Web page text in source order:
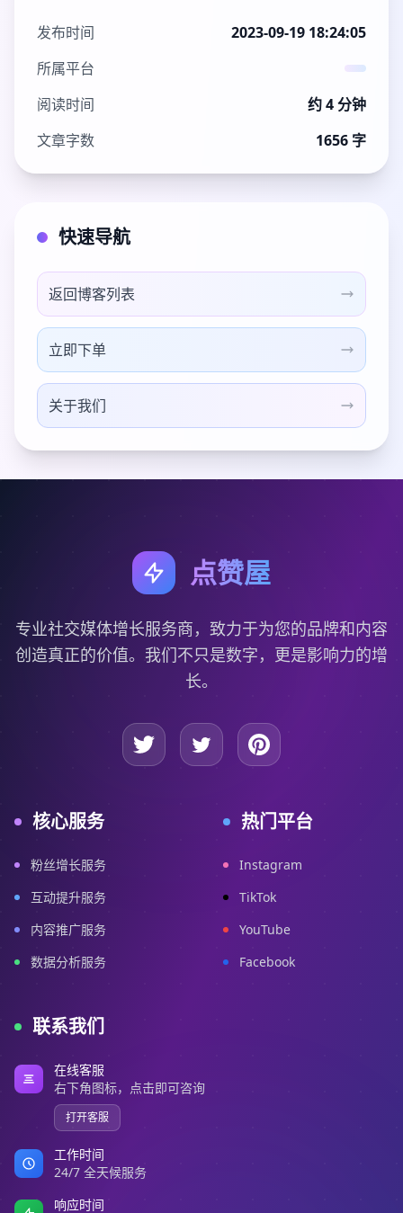
发布时间
2023-09-19 18:24:05
所属平台
阅读时间
约 4 分钟
文章字数
1656 字
快速导航
返回博客列表
立即下单
关于我们
点赞屋
专业社交媒体增长服务商，致力于为您的品牌和内容
创造真正的价值。我们不只是数字，更是影响力的增
长。
核心服务
粉丝增长服务
互动提升服务
内容推广服务
数据分析服务
热门平台
Instagram
TikTok
YouTube
Facebook
联系我们
在线客服
右下角图标，点击即可咨询
打开客服
工作时间
24/7 全天候服务
响应时间